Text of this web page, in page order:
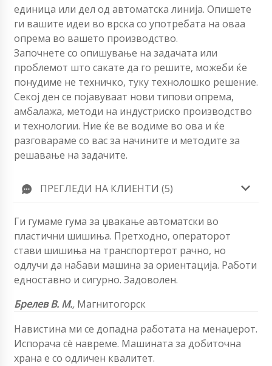
единица или дел од автоматска линија. Опишете
ги вашите идеи во врска со употребата на оваа
опрема во вашето производство.
Започнете со опишување на задачата или
проблемот што сакате да го решите, можеби ќе
понудиме не техничко, туку технолошко решение.
Секој ден се појавуваат нови типови опрема,
амбалажа, методи на индустриско производство
и технологии. Ние ќе ве водиме во ова и ќе
разговараме со вас за начините и методите за
решавање на задачите.
ПРЕГЛЕДИ НА КЛИЕНТИ (5)
Ги гумаме гума за џвакање автоматски во
пластични шишиња. Претходно, операторот
стави шишиња на транспортерот рачно, но
одлучи да набави машина за ориентација. Работи
едноставно и сигурно. Задоволен.
Брелев В. М., Магнитогорск
Навистина ми се допадна работата на менаџерот.
Испорача сè навреме. Машината за добиточна
храна е со одличен квалитет.